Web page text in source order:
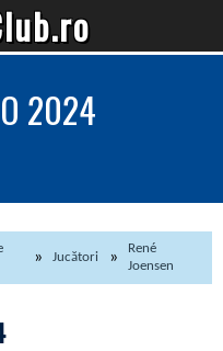
2024
Jucători
René
Joensen